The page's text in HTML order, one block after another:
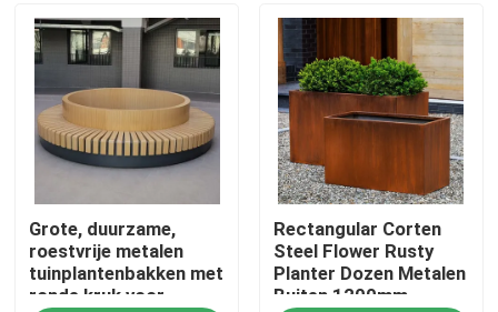
Neem contact met ons op
Nieuws
Verzoek om een Citaat
Decoratieve Metaalbewerking
Decoratieve metalen sculptuur
Grote, duurzame,
roestvrije metalen
tuinplantenbakken met
ronde kruk voor
Rectangular Corten
Steel Flower Rusty
Planter Dozen Metalen
Buiten 1200mm